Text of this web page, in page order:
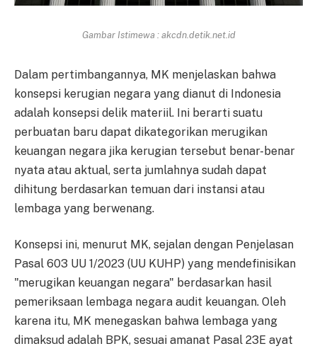
Gambar Istimewa : akcdn.detik.net.id
Dalam pertimbangannya, MK menjelaskan bahwa
konsepsi kerugian negara yang dianut di Indonesia
adalah konsepsi delik materiil. Ini berarti suatu
perbuatan baru dapat dikategorikan merugikan
keuangan negara jika kerugian tersebut benar-benar
nyata atau aktual, serta jumlahnya sudah dapat
dihitung berdasarkan temuan dari instansi atau
lembaga yang berwenang.
Konsepsi ini, menurut MK, sejalan dengan Penjelasan
Pasal 603 UU 1/2023 (UU KUHP) yang mendefinisikan
"merugikan keuangan negara" berdasarkan hasil
pemeriksaan lembaga negara audit keuangan. Oleh
karena itu, MK menegaskan bahwa lembaga yang
dimaksud adalah BPK, sesuai amanat Pasal 23E ayat